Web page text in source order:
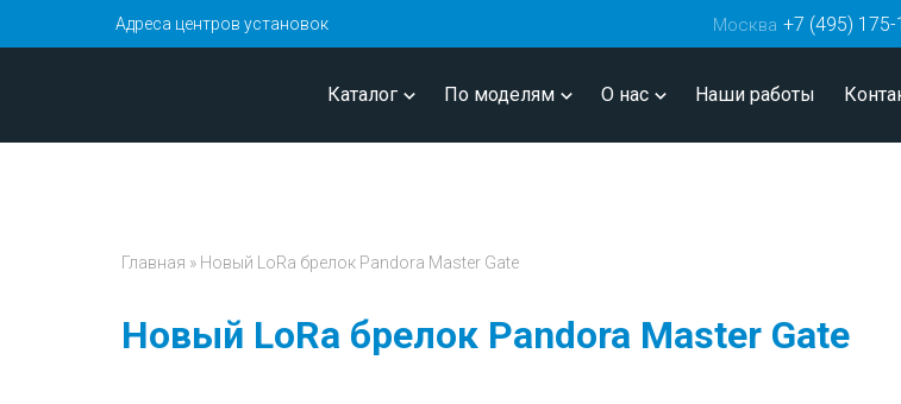
Адреса центров установок Москва +7 (495) 175-
Каталог По моделям О нас Наши работы
Главная » Новый LoRa брелок Pandora Master Gate
Новый LoRa брелок Pandora Master Gate